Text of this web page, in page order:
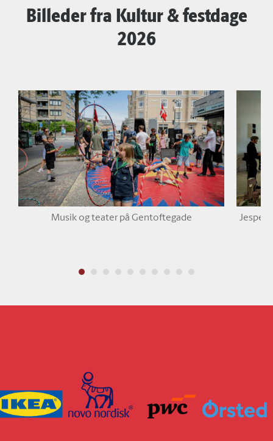
Billeder fra Kultur & festdage
2026
Musik og teater på Gentoftegade Jesper